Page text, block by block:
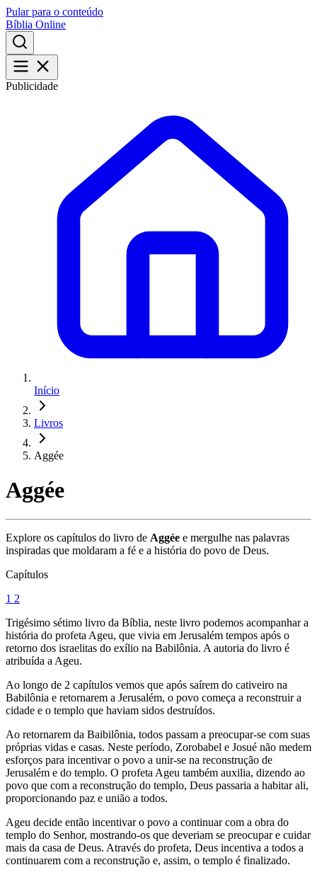
Pular para o conteúdo
Bíblia Online
Publicidade
Início
Livros
Aggée
Aggée
Explore os capítulos do livro de Aggée e mergulhe nas palavras
inspiradas que moldaram a fé e a história do povo de Deus.
Capítulos
1 2
Trigésimo sétimo livro da Bíblia, neste livro podemos acompanhar a
história do profeta Ageu, que vivia em Jerusalém tempos após o
retorno dos israelitas do exílio na Babilônia. A autoria do livro é
atribuída a Ageu.
Ao longo de 2 capítulos vemos que após saírem do cativeiro na
Babilônia e retornarem a Jerusalém, o povo começa a reconstruir a
cidade e o templo que haviam sidos destruídos.
Ao retornarem da Baibilônia, todos passam a preocupar-se com suas
próprias vidas e casas. Neste período, Zorobabel e Josué não medem
esforços para incentivar o povo a unir-se na reconstrução de
Jerusalém e do templo. O profeta Ageu também auxilia, dizendo ao
povo que com a reconstrução do templo, Deus passaria a habitar ali,
proporcionando paz e união a todos.
Ageu decide então incentivar o povo a continuar com a obra do
templo do Senhor, mostrando-os que deveriam se preocupar e cuidar
mais da casa de Deus. Através do profeta, Deus incentiva a todos a
continuarem com a reconstrução e, assim, o templo é finalizado.